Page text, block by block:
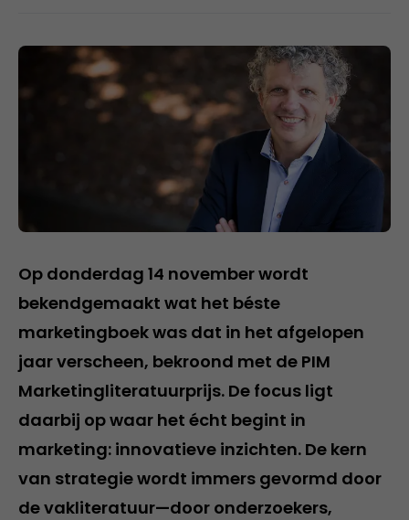
Op donderdag 14 november wordt
bekendgemaakt wat het béste
marketingboek was dat in het afgelopen
jaar verscheen, bekroond met de PIM
Marketingliteratuurprijs. De focus ligt
daarbij op waar het écht begint in
marketing: innovatieve inzichten. De kern
van strategie wordt immers gevormd door
de vakliteratuur—door onderzoekers,